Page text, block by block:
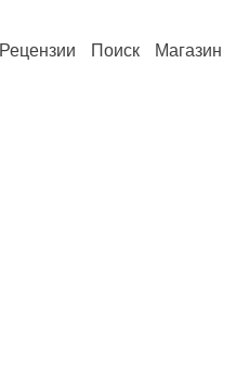
Рецензии Поиск Магазин